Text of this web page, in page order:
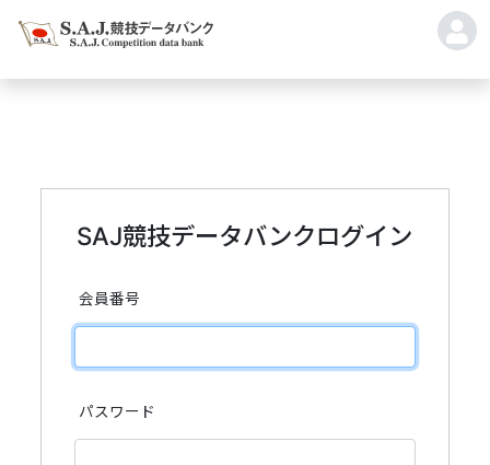
SAJ競技データバンクログイン
会員番号
パスワード